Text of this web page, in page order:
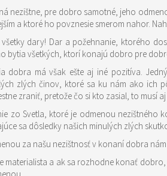
nezištne, pre dobro samotné, jeho
a ktoré ho povznesie smerom nahor.
dary! Dar a požehnanie, ktorého
bytia všetkých, ktorí konajú dobro pre
dobra má však ešte aj iné pozitíva.
zlých činov, ktoré sa ku nám ako ich
zraniť, pretože čo si kto zasial, to musí
dobra vytvorí okolo nás svetlý ochranný val. Ten dokáže, presne podľa miery nášho príklonu k dobru,
sa dôsledky našich minulých zlých
za našu nezištnosť v konaní dobra
materialista a ak sa rozhodne konať